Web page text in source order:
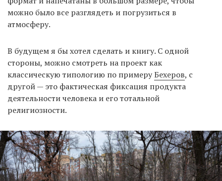
можно было все разглядеть и погрузиться в
атмосферу.
В будущем я бы хотел сделать и книгу. С одной
стороны, можно смотреть на проект как
классическую типологию по примеруБехеров, с
другой — это фактическая фиксация продукта
деятельности человека и его тотальной
религиозности.